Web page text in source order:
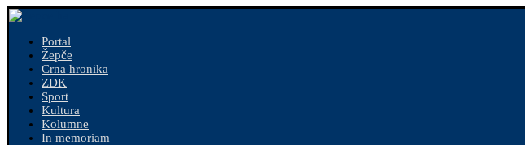
Portal
Žepče
Crna hronika
ZDK
Sport
Kultura
Kolumne
In memoriam